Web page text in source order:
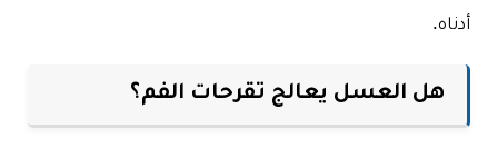
أدناه.
هل العسل يعالج تقرحات الفم؟